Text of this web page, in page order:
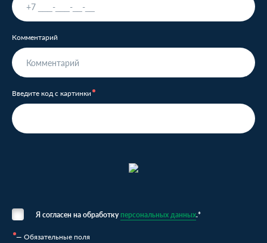
Комментарий
Введите код с картинки
Я согласен на обработкуперсональных данных.*
— Обязательные поля